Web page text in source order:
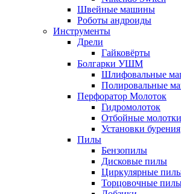
Швейные машины
Роботы андроиды
Инструменты
Дрели
Гайковёрты
Болгарки УШМ
Шлифовальные
Полировальные
Перфоратор Молоток
Гидромолоток
Отбойные молотки
Установки бурения
Пилы
Бензопилы
Дисковые пилы
Циркулярные
Торцовочные